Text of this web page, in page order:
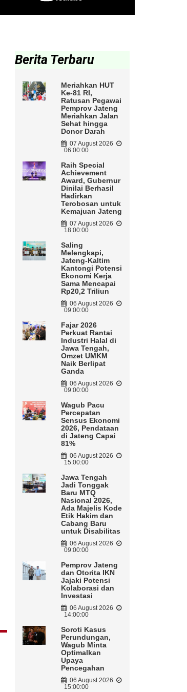
Berita Terbaru
Meriahkan HUT
Ke-81 RI,
Ratusan Pegawai
Pemprov Jateng
Meriahkan Jalan
Sehat hingga
Donor Darah
07 August 2026
06:00:00
Raih Special
Achievement
Award, Gubernur
Dinilai Berhasil
Hadirkan
Terobosan untuk
Kemajuan Jateng
07 August 2026
18:00:00
Saling
Melengkapi,
Jateng-Kaltim
Kantongi Potensi
Ekonomi Kerja
Sama Mencapai
Rp20,2 Triliun
06 August 2026
09:00:00
Fajar 2026
Perkuat Rantai
Industri Halal di
Jawa Tengah,
Omzet UMKM
Naik Berlipat
Ganda
06 August 2026
09:00:00
Wagub Pacu
Percepatan
Sensus Ekonomi
2026, Pendataan
di Jateng Capai
81%
06 August 2026
15:00:00
Jawa Tengah
Jadi Tonggak
Baru MTQ
Nasional 2026,
Ada Majelis Kode
Etik Hakim dan
Cabang Baru
untuk Disabilitas
06 August 2026
09:00:00
Pemprov Jateng
dan Otorita IKN
Jajaki Potensi
Kolaborasi dan
Investasi
06 August 2026
14:00:00
Soroti Kasus
Perundungan,
Wagub Minta
Optimalkan
Upaya
Pencegahan
06 August 2026
15:00:00